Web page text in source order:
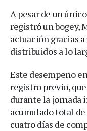
A pesar de un
registró un bogey,
actuación gracias
distribuidos a lo
Este desempeño
registro previo,
durante la jornada
acumulado total
cuatro días de